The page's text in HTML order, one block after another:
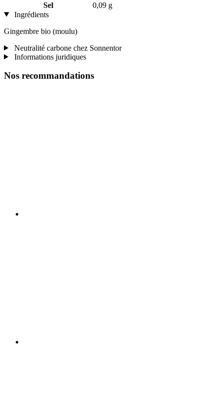
Sel
0,09 g
Ingrédients
Gingembre bio (moulu)
Neutralité carbone chez Sonnentor
Informations juridiques
Nos recommandations